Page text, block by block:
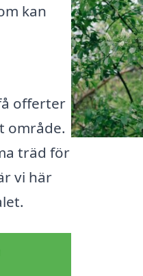
kan
offerter
område.
träd för
vi här